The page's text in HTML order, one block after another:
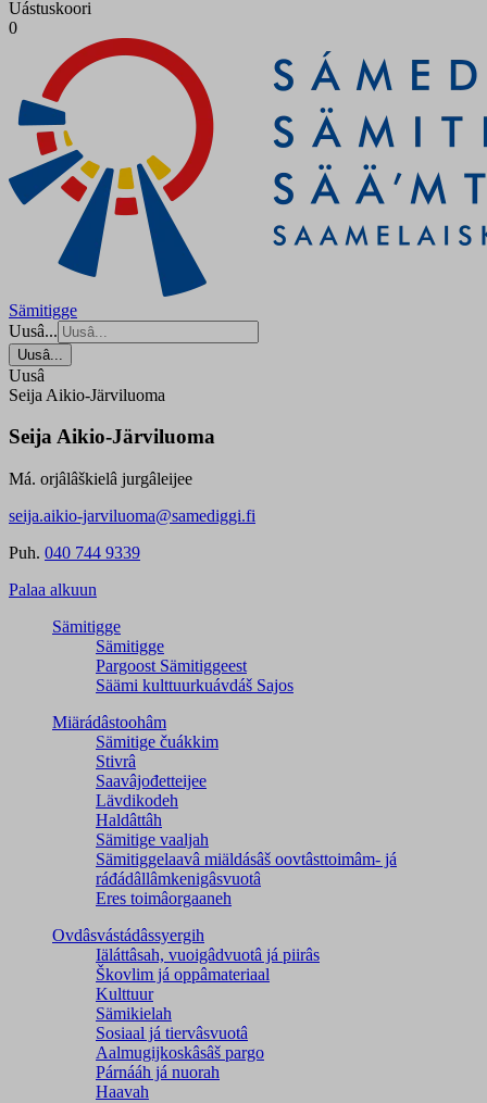
Uástuskoori
0
Sämitigge
Uusâ...
Uusâ...
Uusâ
Seija Aikio-Järviluoma
Seija Aikio-Järviluoma
Má. orjâlâškielâ jurgâleijee
seija.aikio-jarviluoma@samediggi.fi
Puh. 040 744 9339
Palaa alkuun
Sämitigge
Sämitigge
Pargoost Sämitiggeest
Säämi kulttuurkuávdáš Sajos
Miärádâstoohâm
Sämitige čuákkim
Stivrâ
Saavâjođetteijee
Lävdikodeh
Haldâttâh
Sämitige vaaljah
Sämitiggelaavâ miäldásâš oovtâsttoimâm- já
ráđádâllâmkenigâsvuotâ
Eres toimâorgaaneh
Ovdâsvástádâssyergih
Iäláttâsah, vuoigâdvuotâ já piirâs
Škovlim já oppâmateriaal
Kulttuur
Sämikielah
Sosiaal já tiervâsvuotâ
Aalmugijkoskâsâš pargo
Párnááh já nuorah
Haavah